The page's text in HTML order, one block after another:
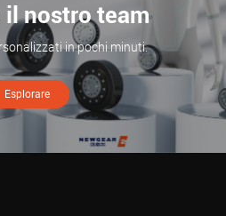
il nostro team
in pochi minuti.
Esplorare